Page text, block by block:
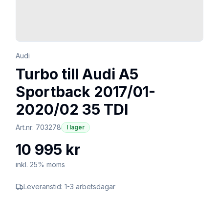
Audi
Turbo till Audi A5
Sportback 2017/01-
2020/02 35 TDI
Art.nr: 703278 I lager
10 995 kr
inkl. 25% moms
Leveranstid: 1-3 arbetsdagar